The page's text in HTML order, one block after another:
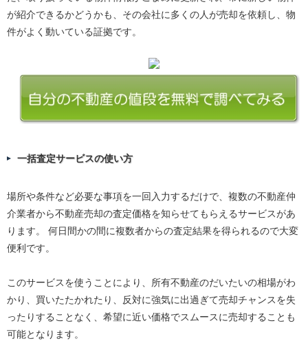
が紹介できるかどうかも、その会社に多くの人が売却を依頼し、物
件がよく動いている証拠です。
一括査定サービスの使い方
場所や条件など必要な事項を一回入力するだけで、複数の不動産仲
介業者から不動産売却の査定価格を知らせてもらえるサービスがあ
ります。 何日間かの間に複数者からの査定結果を得られるので大変
便利です。
このサービスを使うことにより、所有不動産のだいたいの相場がわ
かり、買いたたかれたり、反対に強気に出過ぎて売却チャンスを失
ったりすることなく、希望に近い価格でスムースに売却することも
可能となります。